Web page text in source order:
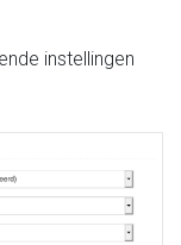
instellingen